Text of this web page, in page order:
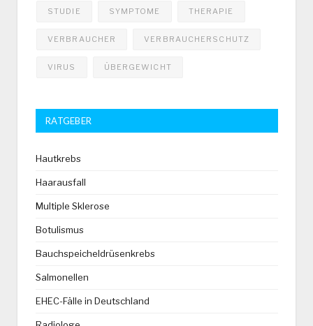
STUDIE SYMPTOME THERAPIE
VERBRAUCHER VERBRAUCHERSCHUTZ
VIRUS ÜBERGEWICHT
RATGEBER
Hautkrebs
Haarausfall
Multiple Sklerose
Botulismus
Bauchspeicheldrüsenkrebs
Salmonellen
EHEC-Fälle in Deutschland